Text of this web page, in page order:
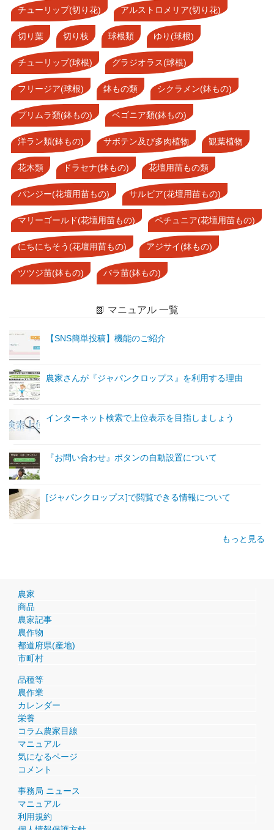
チューリップ(切り花) アルストロメリア(切り花)
切り葉 切り枝 球根類 ゆり(球根)
チューリップ(球根) グラジオラス(球根)
フリージア(球根) 鉢もの類 シクラメン(鉢もの)
プリムラ類(鉢もの) ベゴニア類(鉢もの)
洋ラン類(鉢もの) サボテン及び多肉植物 観葉植物
花木類 ドラセナ(鉢もの) 花壇用苗もの類
パンジー(花壇用苗もの) サルビア(花壇用苗もの)
マリーゴールド(花壇用苗もの) ペチュニア(花壇用苗もの)
にちにちそう(花壇用苗もの) アジサイ(鉢もの)
ツツジ苗(鉢もの) バラ苗(鉢もの)
📗 マニュアル 一覧
【SNS簡単投稿】機能のご紹介
農家さんが『ジャパンクロップス』を利用する理由
インターネット検索で上位表示を目指しましょう
『お問い合わせ』ボタンの自動設置について
[ジャパンクロップス]で閲覧できる情報について
もっと見る
農家
商品
農家記事
農作物
都道府県(産地)
市町村
品種等
農作業
カレンダー
栄養
コラム農家目線
マニュアル
気になるページ
コメント
事務局 ニュース
マニュアル
利用規約